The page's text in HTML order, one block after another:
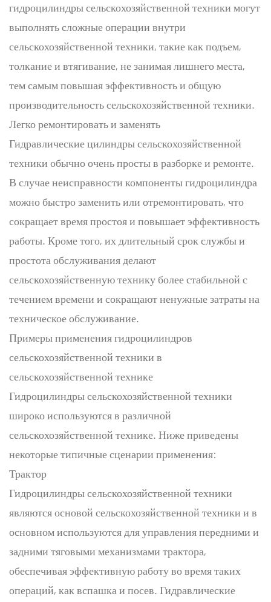
гидроцилиндры сельскохозяйственной техники могут
выполнять сложные операции внутри
сельскохозяйственной техники, такие как подъем,
толкание и втягивание, не занимая лишнего места,
тем самым повышая эффективность и общую
производительность сельскохозяйственной техники.
Легко ремонтировать и заменять
Гидравлические цилиндры сельскохозяйственной
техники обычно очень просты в разборке и ремонте.
В случае неисправности компоненты гидроцилиндра
можно быстро заменить или отремонтировать, что
сокращает время простоя и повышает эффективность
работы. Кроме того, их длительный срок службы и
простота обслуживания делают
сельскохозяйственную технику более стабильной с
течением времени и сокращают ненужные затраты на
техническое обслуживание.
Примеры применения гидроцилиндров
сельскохозяйственной техники в
сельскохозяйственной технике
Гидроцилиндры сельскохозяйственной техники
широко используются в различной
сельскохозяйственной технике. Ниже приведены
некоторые типичные сценарии применения:
Трактор
Гидроцилиндры сельскохозяйственной техники
являются основой сельскохозяйственной техники и в
основном используются для управления передними и
задними тяговыми механизмами трактора,
обеспечивая эффективную работу во время таких
операций, как вспашка и посев. Гидравлические